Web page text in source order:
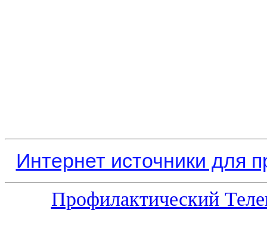
Интернет источники для
Профилактический